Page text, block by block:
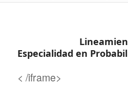
Especialidad en
< /iframe>